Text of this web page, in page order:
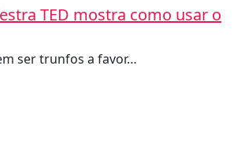
TED mostra como usar o
ser trunfos a favor…